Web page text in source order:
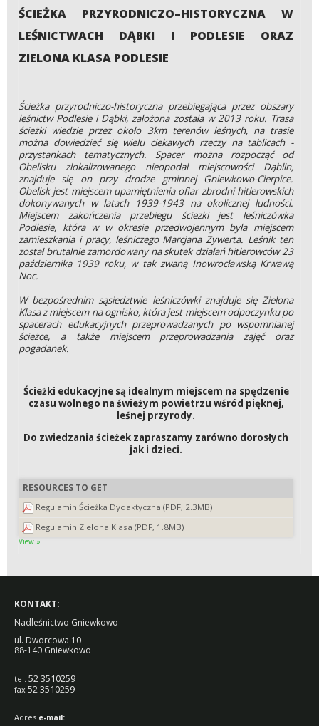
ŚCIEŻKA PRZYRODNICZO–HISTORYCZNA W
LEŚNICTWACH DĄBKI I PODLESIE ORAZ
ZIELONA KLASA PODLESIE
Ścieżka przyrodniczo-historyczna przebiegająca przez obszary
leśnictw Podlesie i Dąbki, założona została w 2013 roku. Trasa
ścieżki wiedzie przez około 3km terenów leśnych, na trasie
można dowiedzieć się wielu ciekawych rzeczy na tablicach -
przystankach tematycznych. Spacer można rozpocząć od
Obelisku zlokalizowanego nieopodal miejscowości Dąblin,
znajduje się on przy drodze gminnej Gniewkowo-Cierpice.
Obelisk jest miejscem upamiętnienia ofiar zbrodni hitlerowskich
dokonywanych w latach 1939-1943 na okolicznej ludności.
Miejscem zakończenia przebiegu ściezki jest leśniczówka
Podlesie, która w w okresie przedwojennym była miejscem
zamieszkania i pracy, leśniczego Marcjana Zywerta. Leśnik ten
został brutalnie zamordowany na skutek działań hitlerowców 23
października 1939 roku, w tak zwaną Inowrocławską Krwawą
Noc.
W bezpośrednim sąsiedztwie leśniczówki znajduje się Zielona
Klasa z miejscem na ognisko, która jest miejscem odpoczynku po
spacerach edukacyjnych przeprowadzanych po wspomnianej
ścieżce, a także miejscem przeprowadzania zajęć oraz
pogadanek.
Ścieżki edukacyjne są idealnym miejscem na spędzenie
czasu wolnego na świeżym powietrzu wśród pięknej,
leśnej przyrody.
Do zwiedzania ścieżek zapraszamy zarówno dorosłych
jak i dzieci.
RESOURCES TO GET
Regulamin Ścieżka Dydaktyczna (PDF, 2.3MB)
Regulamin Zielona Klasa (PDF, 1.8MB)
View »
KONTAKT:
Nadleśnictwo Gniewkowo
ul. Dworcowa 10
88-140 Gniewkowo
tel. 52 3510259
fax 52 3510259
Adres e-mail: